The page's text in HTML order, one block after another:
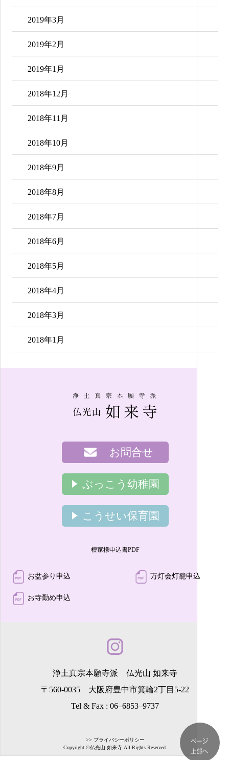
2019年3月
2019年2月
2019年1月
2018年12月
2018年11月
2018年10月
2018年9月
2018年8月
2018年7月
2018年6月
2018年5月
2018年4月
2018年3月
2018年1月
お問合せ
ぶっこう幼稚園
こうせい保育園
檀家様申込書PDF
お盆参り申込 万灯会灯籠申込
お寺勤め申込
浄土真宗本願寺派 仏光山 如来寺
〒560-0035 大阪府豊中市箕輪2丁目5-22
Tel & Fax : 06–6853–9737
>> プライバシーポリシー
Copyright ©仏光山 如来寺 All Rights Reserved.